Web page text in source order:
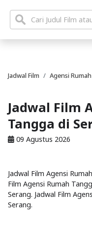
Jadwal Film Agensi
Jadwal Film
Tangga di
09 Agustus 2026
Jadwal Film Agensi
Film Agensi Rumah
Serang. Jadwal Film
Serang.